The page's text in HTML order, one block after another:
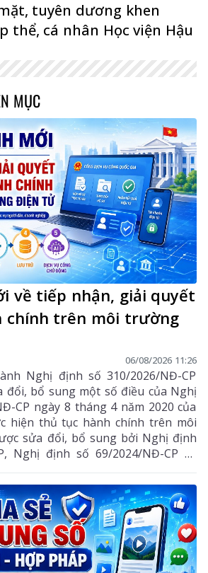
tuyên dương khen
thể, cá nhân Học viện Hậu
MỤC
về tiếp nhận, giải quyết
chính trên môi trường
06/08/2026 11:26
Nghị định số 310/2026/NĐ-CP
đổi, bổ sung một số điều của Nghị
CP ngày 8 tháng 4 năm 2020 của
hiện thủ tục hành chính trên môi
sửa đổi, bổ sung bởi Nghị định
Nghị định số 69/2024/NĐ-CP và
NĐ-CP.